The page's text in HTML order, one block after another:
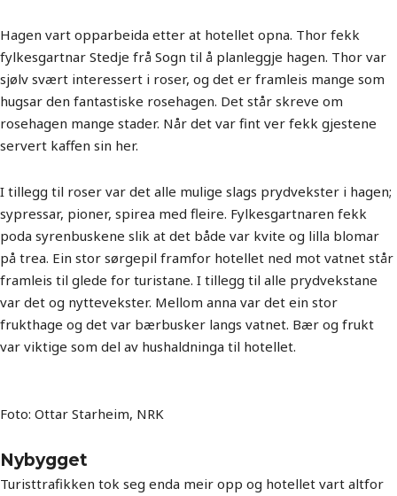
Hagen vart opparbeida etter at hotellet opna. Thor fekk
fylkesgartnar Stedje frå Sogn til å planleggje hagen. Thor var
sjølv svært interessert i roser, og det er framleis mange som
hugsar den fantastiske rosehagen. Det står skreve om
rosehagen mange stader. Når det var fint ver fekk gjestene
servert kaffen sin her.
I tillegg til roser var det alle mulige slags prydvekster i hagen;
sypressar, pioner, spirea med fleire. Fylkesgartnaren fekk
poda syrenbuskene slik at det både var kvite og lilla blomar
på trea. Ein stor sørgepil framfor hotellet ned mot vatnet står
framleis til glede for turistane. I tillegg til alle prydvekstane
var det og nyttevekster. Mellom anna var det ein stor
frukthage og det var bærbusker langs vatnet. Bær og frukt
var viktige som del av hushaldninga til hotellet.
Foto: Ottar Starheim, NRK
Nybygget
Turisttrafikken tok seg enda meir opp og hotellet vart altfor